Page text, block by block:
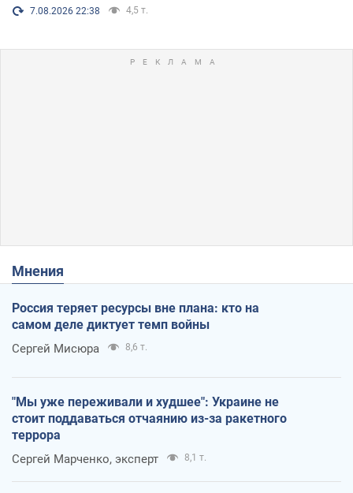
7.08.2026 22:38 4,5 т.
Мнения
Россия теряет ресурсы вне плана: кто на
самом деле диктует темп войны
Сергей Мисюра 8,6 т.
"Мы уже переживали и худшее": Украине не
стоит поддаваться отчаянию из-за ракетного
террора
Сергей Марченко, эксперт 8,1 т.